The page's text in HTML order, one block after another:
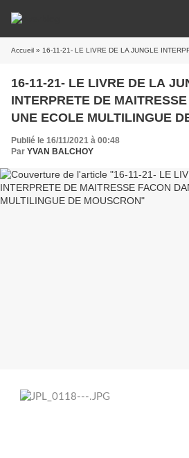
Accueil » 16-11-21- LE LIVRE DE LA JUNGLE INTERPRETE DE MAITRESSE
16-11-21- LE LIVRE DE LA
INTERPRETE DE
UNE ECOLE MULTILINGUE
Publié le 16/11/2021 à 00:48
Par YVAN BALCHOY